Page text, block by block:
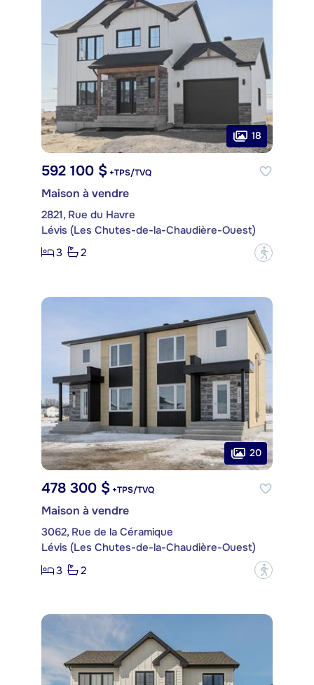
18
592 100 $ +TPS/TVQ
Maison à vendre
2821, Rue du Havre
Lévis (Les Chutes-de-la-Chaudière-Ouest)
3
2 ?
20
478 300 $ +TPS/TVQ
Maison à vendre
3062, Rue de la Céramique
Lévis (Les Chutes-de-la-Chaudière-Ouest)
3
2 ?